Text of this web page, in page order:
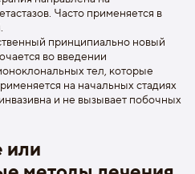
Часто применяется в
принципиально новый
во введении
тел, которые
на начальных стадиях
и не вызывает побочных
или